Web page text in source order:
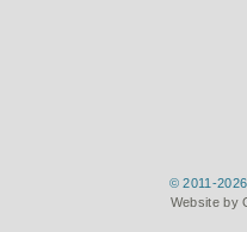
© 2011-
Website by